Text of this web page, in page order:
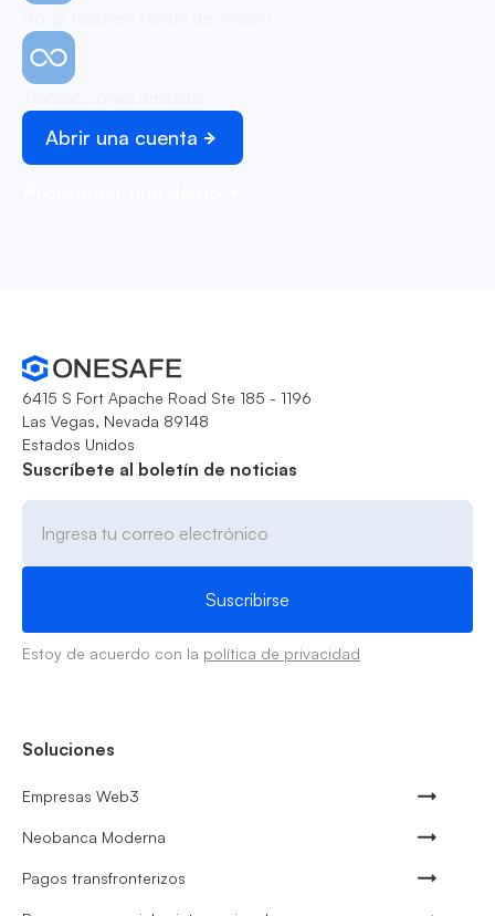
Abrir una cuenta
6415 S Fort Apache Road Ste 185 - 1196
Las Vegas, Nevada 89148
Estados Unidos
Suscríbete al boletín de noticias
Estoy de acuerdo con la política de privacidad
Soluciones
Empresas Web3
Neobanca Moderna
Pagos transfronterizos